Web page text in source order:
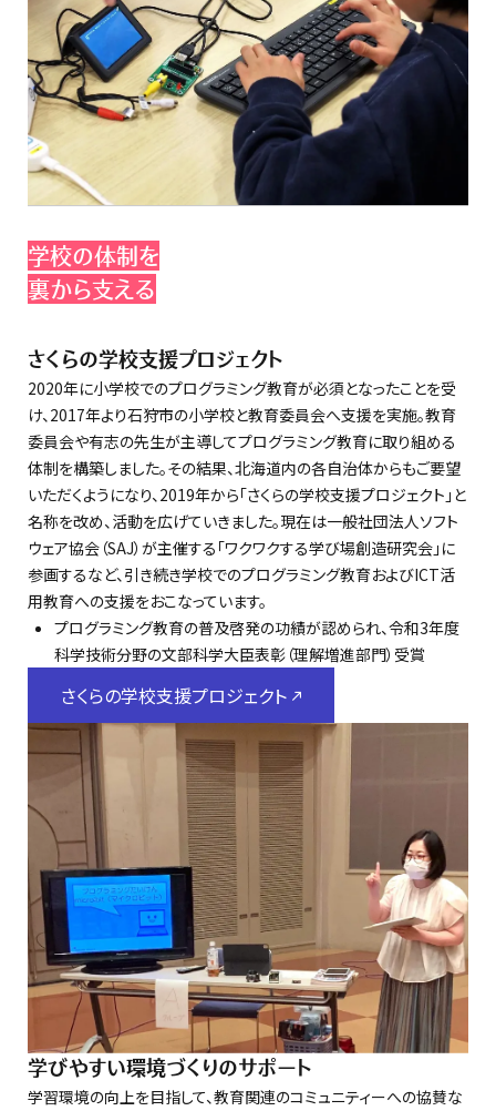
学校の体制を
裏から支える
さくらの学校支援プロジェクト
2020年に小学校でのプログラミング教育が必須となったことを受
け、2017年より石狩市の小学校と教育委員会へ支援を実施。教育
委員会や有志の先生が主導してプログラミング教育に取り組める
体制を構築しました。その結果、北海道内の各自治体からもご要望
いただくようになり、2019年から「さくらの学校支援プロジェクト」と
名称を改め、活動を広げていきました。現在は一般社団法人ソフト
ウェア協会（SAJ）が主催する「ワクワクする学び場創造研究会」に
参画するなど、引き続き学校でのプログラミング教育およびICT活
用教育への支援をおこなっています。
プログラミング教育の普及啓発の功績が認められ、令和3年度
科学技術分野の文部科学大臣表彰（理解増進部門）受賞
さくらの学校支援プロジェクト
学びやすい環境づくりのサポート
学習環境の向上を目指して、教育関連のコミュニティーへの協賛な